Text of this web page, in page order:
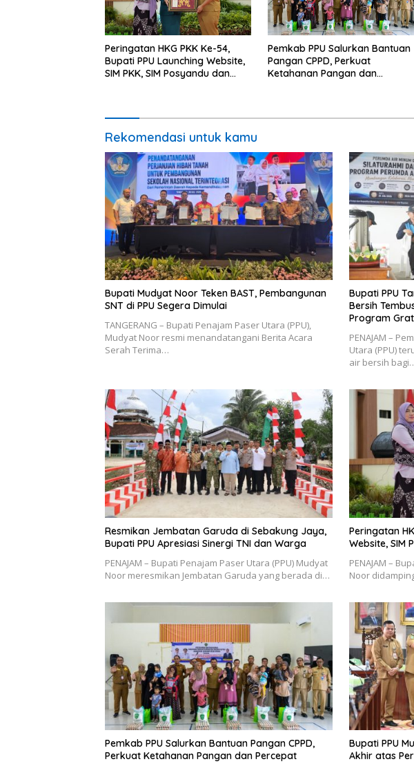
Peringatan HKG PKK Ke-54,
Bupati PPU Launching Website,
SIM PKK, SIM Posyandu dan
Pemkab PPU Salurkan Bantuan
Pangan CPPD, Perkuat
Ketahanan Pangan dan
Rekomendasi untuk kamu
Bupati Mudyat Noor Teken BAST, Pembangunan
SNT di PPU Segera Dimulai
TANGERANG – Bupati Penajam Paser Utara (PPU),
Mudyat Noor resmi menandatangani Berita Acara
Serah Terima…
Bupati PPU
Bersih
Program
PENAJAM –
Utara (PPU)
air bersih
Resmikan Jembatan Garuda di Sebakung Jaya,
Bupati PPU Apresiasi Sinergi TNI dan Warga
PENAJAM – Bupati Penajam Paser Utara (PPU) Mudyat
Noor meresmikan Jembatan Garuda yang berada di…
Peringatan
Website, SIM
PENAJAM –
Noor
Pemkab PPU Salurkan Bantuan Pangan CPPD,
Perkuat Ketahanan Pangan dan Percepat
Bupati PPU
Akhir atas